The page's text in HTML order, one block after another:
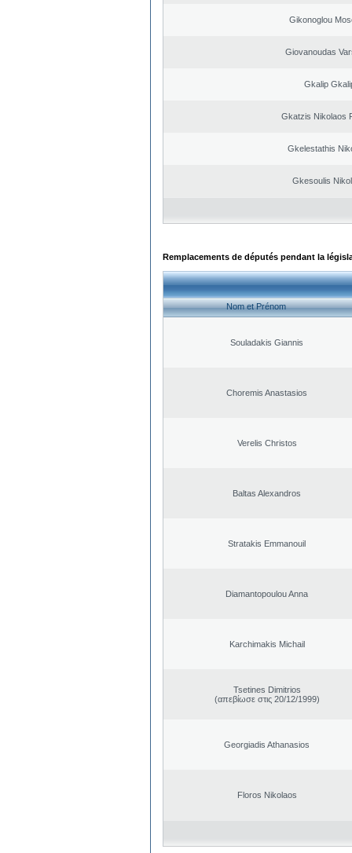
Gikonoglou
Giovanoudas
Gkalip
Gkatzis Nikolaos
Gkelestathis
Gkesoulis
Remplacements de députés pendant la
Nom et Prénom
Souladakis Giannis
Choremis Anastasios
Verelis Christos
Baltas Alexandros
Stratakis Emmanouil
Diamantopoulou Anna
Karchimakis Michail
Tsetines Dimitrios
(απεβίωσε στις 20/12/1999)
Georgiadis Athanasios
Floros Nikolaos